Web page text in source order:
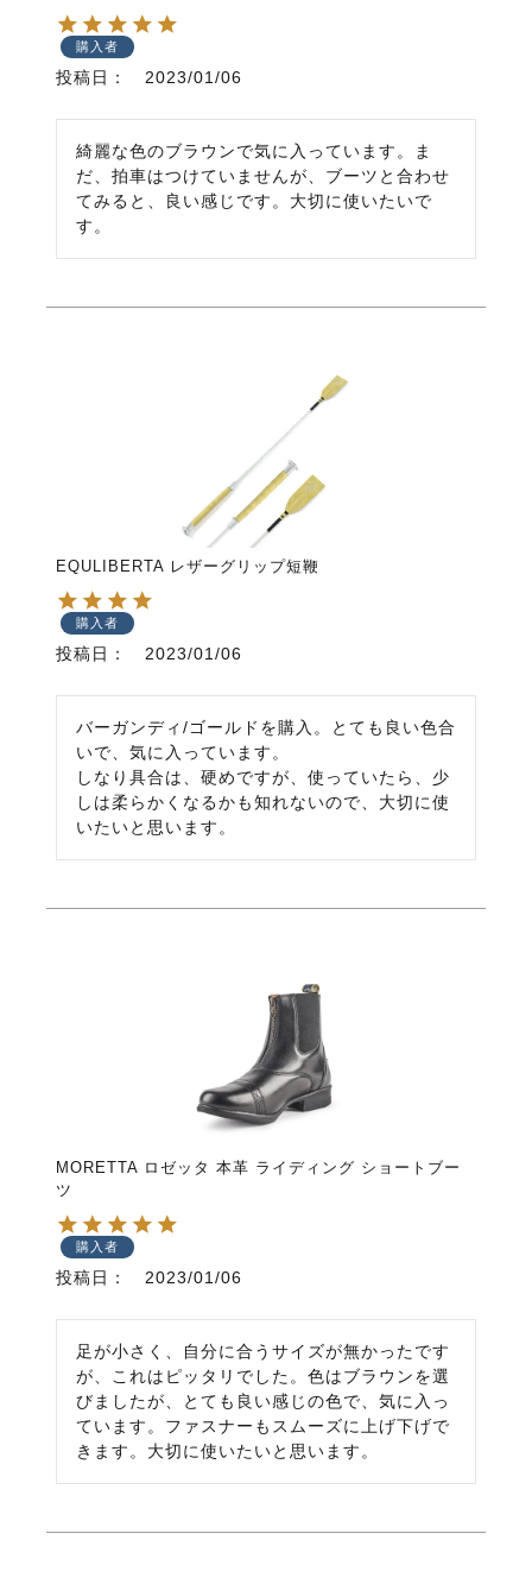
購入者
投稿日 2023/01/06
綺麗な色のブラウンで気に入っています。ま
だ、拍車はつけていませんが、ブーツと合わせ
てみると、良い感じです。大切に使いたいで
す。
EQULIBERTA レザーグリップ短鞭
購入者
投稿日 2023/01/06
バーガンディ/ゴールドを購入。とても良い色合
いで、気に入っています。
しなり具合は、硬めですが、使っていたら、少
しは柔らかくなるかも知れないので、大切に使
いたいと思います。
MORETTA ロゼッタ 本革 ライディング ショートブー
ツ
購入者
投稿日 2023/01/06
足が小さく、自分に合うサイズが無かったです
が、これはピッタリでした。色はブラウンを選
びましたが、とても良い感じの色で、気に入っ
ています。ファスナーもスムーズに上げ下げで
きます。大切に使いたいと思います。